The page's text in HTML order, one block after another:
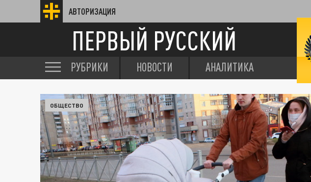
АВТОРИЗАЦИЯ
ПЕРВЫЙ РУССКИЙ
РУБРИКИ НОВОСТИ АНАЛИТИКА
ОБЩЕСТВО